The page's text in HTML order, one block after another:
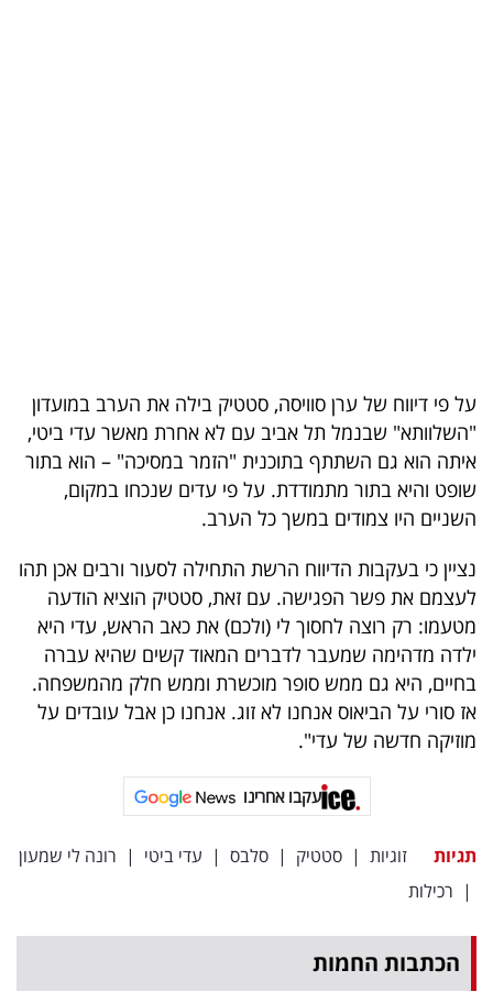
פודקאסט
40
UNDER
40
שיתופי
פעולה
דרושים
מייל
אדום
על פי דיווח של ערן סוויסה, סטטיק בילה את הערב במועדון
"השלוותא" שבנמל תל אביב עם לא אחרת מאשר עדי ביטי,
איתה הוא גם השתתף בתוכנית "הזמר במסיכה" – הוא בתור
שופט והיא בתור מתמודדת. על פי עדים שנכחו במקום,
השניים היו צמודים במשך כל הערב.
נציין כי בעקבות הדיווח הרשת התחילה לסעור ורבים אכן תהו
לעצמם את פשר הפגישה. עם זאת, סטטיק הוציא הודעה
מטעמו: רק רוצה לחסוך לי (ולכם) את כאב הראש, עדי היא
ילדה מדהימה שמעבר לדברים המאוד קשים שהיא עברה
בחיים, היא גם ממש סופר מוכשרת וממש חלק מהמשפחה.
אז סורי על הביאוס אנחנו לא זוג. אנחנו כן אבל עובדים על
מוזיקה חדשה של עדי".
עקבו אחרינו
תגיות זוגיות | סטטיק | סלבס | עדי ביטי | רונה לי שמעון
| רכילות
הכתבות החמות